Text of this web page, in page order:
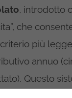
, introdotto
che
più
annuo
Questo